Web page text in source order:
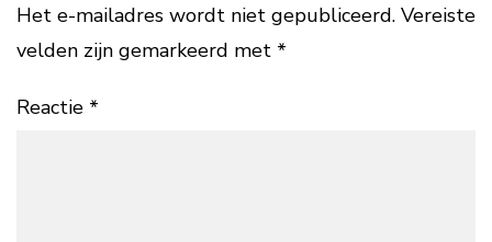
Het e-mailadres wordt niet gepubliceerd. Vereiste
velden zijn gemarkeerd met *
Reactie *